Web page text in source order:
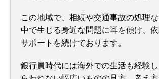
この地域で、相続や交通事故の処理
中で生じる身近な問題に耳を傾け、
サポートを続けております。
銀行員時代には海外での生活も経験